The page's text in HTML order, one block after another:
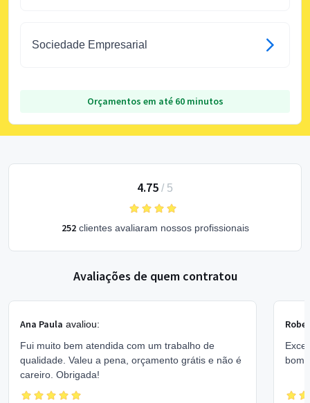
Sociedade Empresarial
Orçamentos em até 60 minutos
4.75 / 5
252clientes avaliaram nossos profissionais
Avaliações de quem contratou
Ana Paula avaliou:
Fui muito bem atendida com um trabalho de
qualidade. Valeu a pena, orçamento grátis e não é
careiro. Obrigada!
bom